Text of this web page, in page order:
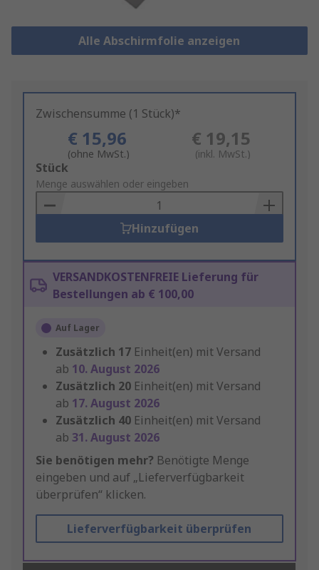
Alle Abschirmfolie anzeigen
Zwischensumme (1 Stück)*
€ 15,96
(ohne MwSt.)
€ 19,15
(inkl. MwSt.)
Add
to
Basket
Stück
Menge auswählen oder eingeben
Hinzufügen
VERSANDKOSTENFREIE Lieferung für
Bestellungen ab € 100,00
Auf Lager
Zusätzlich 17 Einheit(en) mit Versand
ab 10. August 2026
Zusätzlich 20 Einheit(en) mit Versand
ab 17. August 2026
Zusätzlich 40 Einheit(en) mit Versand
ab 31. August 2026
Sie benötigen mehr? Benötigte Menge
eingeben und auf „Lieferverfügbarkeit
überprüfen“ klicken.
Lieferverfügbarkeit überprüfen